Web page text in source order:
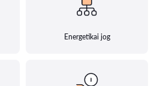
Energetikai jog